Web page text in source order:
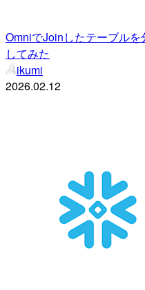
OmniでJoinしたテーブル
してみた
ikumi
2026.02.12